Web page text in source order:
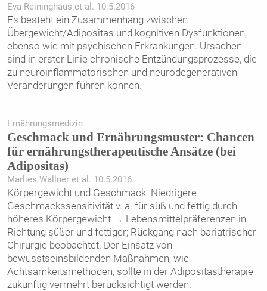
Eva Reininghaus et al. 10.5.2016
Es besteht ein Zusammenhang zwischen
Übergewicht/Adipositas und kognitiven Dysfunktionen,
ebenso wie mit psychischen Erkrankungen. Ursachen
sind in erster Linie chronische Entzündungsprozesse, die
zu neuroinflammatorischen und neurodegenerativen
Veränderungen führen können.
Ernährungsmedizin
Geschmack und Ernährungsmuster: Chancen
für ernährungstherapeutische Ansätze (bei
Adipositas)
Marlies Wallner et al. 10.5.2016
Körpergewicht und Geschmack: Niedrigere
Geschmackssensitivität v. a. für süß und fettig durch
höheres Körpergewicht → Lebensmittelpräferenzen in
Richtung süßer und fettiger; Rückgang nach bariatrischer
Chirurgie beobachtet. Der Einsatz von
bewusstseinsbildenden Maßnahmen, wie
Achtsamkeitsmethoden, sollte in der Adipositastherapie
zukünftig vermehrt berücksichtigt werden.